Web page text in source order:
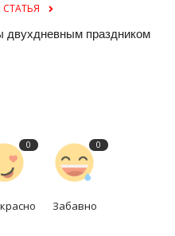
двухдневным праздником
0 0
Забавно